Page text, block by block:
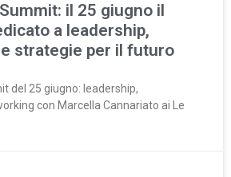
il 25 giugno il
a leadership,
strategie per il futuro
del 25 giugno: leadership,
con Marcella Cannariato ai Le